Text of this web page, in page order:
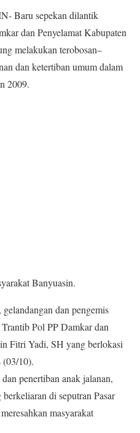
Baru sepekan dilantik
dan Penyelamat Kabupaten
melakukan terobosan–
dan ketertiban umum dalam
2009.
Banyuasin.
dan pengemis
Pol PP Damkar dan
Fitri Yadi, SH yang berlokasi
(03/10).
penertiban anak jalanan,
di seputran Pasar
masyarakat